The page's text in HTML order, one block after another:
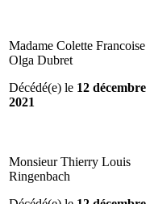
Madame Colette Francoise
Olga Dubret
Décédé(e) le 12 décembre
2021
Monsieur Thierry Louis
Ringenbach